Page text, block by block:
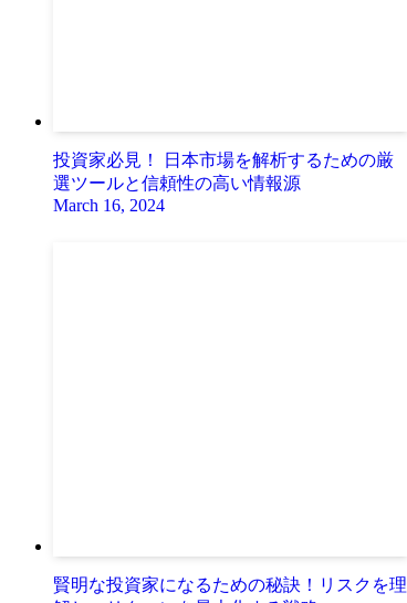
投資家必見！ 日本市場を解析するための厳
選ツールと信頼性の高い情報源
March 16, 2024
賢明な投資家になるための秘訣！リスクを理